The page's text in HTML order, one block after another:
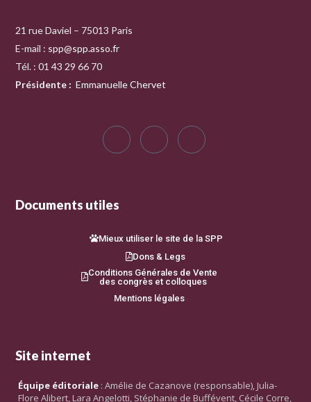
21 rue Daviel – 75013 Paris
E-mail : spp@spp.asso.fr
Tél. : 01 43 29 66 70
Présidente : Emmanuelle Chervet
Documents utiles
Mieux utiliser le site de la SPP
Dons & Legs
Conditions Générales de Vente
des congrès et colloques
Mentions légales
Site internet
Équipe éditoriale : Amélie de Cazanove (responsable), Julia-
Flore Alibert, Lara Angelotti, Stéphanie de Buffévent, Cécile Corre,